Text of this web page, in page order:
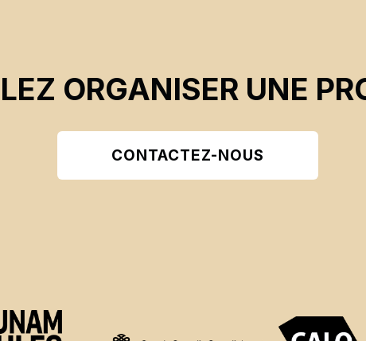
ORGANISER UNE
CONTACTEZ-NOUS